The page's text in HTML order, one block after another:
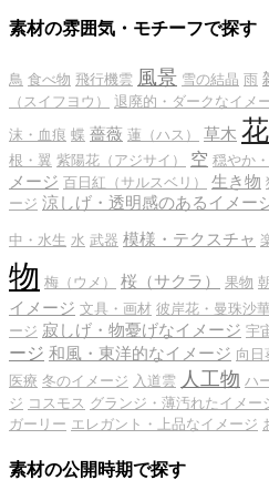
素材の雰囲気・モチーフで探す
鳥 食べ物 飛行機雲 風景 雪の結晶 雨
（スイフヨウ）
退廃的・ダークなイメ
沫・血痕 蝶 薔薇 蓮（ハス） 草木 花
根・翼 紫陽花（アジサイ） 空 穏やか
メージ 百日紅（サルスベリ） 生き物
ージ 涼しげ・透明感のあるイメー
中・水生 水 武器 模様・テクスチャ
物 梅（ウメ） 桜（サクラ） 果物
イメージ 文具・画材 彼岸花・曼珠沙華
ージ 寂しげ・物憂げなイメージ 宇
ージ 和風・東洋的なイメージ 向日
医療 冬のイメージ 入道雲 人工物 ハ
ジ コスモス グランジ・薄汚れたイメー
ガーリー エレガント・上品なイメージ
素材の公開時期で探す